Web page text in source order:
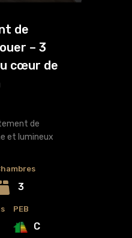
de
– 3
cœur de
de
et lumineux
3
PEB
C